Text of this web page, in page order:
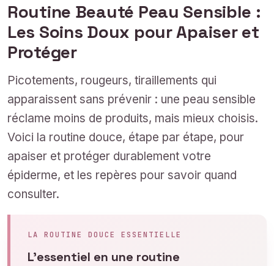
Routine Beauté Peau Sensible :
Les Soins Doux pour Apaiser et
Protéger
Picotements, rougeurs, tiraillements qui
apparaissent sans prévenir : une peau sensible
réclame moins de produits, mais mieux choisis.
Voici la routine douce, étape par étape, pour
apaiser et protéger durablement votre
épiderme, et les repères pour savoir quand
consulter.
LA ROUTINE DOUCE ESSENTIELLE
L’essentiel en une routine